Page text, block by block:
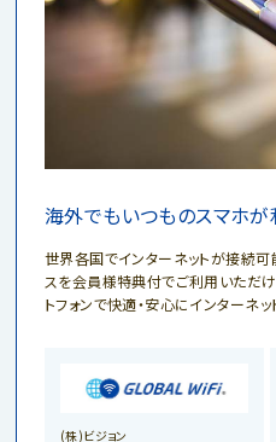
海外でもいつものスマホが
世界各国でインターネットが接続
スを会員様特典付でご利用いただけ
トフォンで快適・安心にインターネ
(株)ビジョン